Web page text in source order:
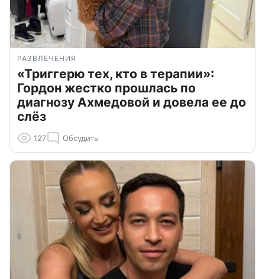
РАЗВЛЕЧЕНИЯ
«Триггерю тех, кто в терапии»:
Гордон жестко прошлась по
диагнозу Ахмедовой и довела ее до
слёз
127 Обсудить